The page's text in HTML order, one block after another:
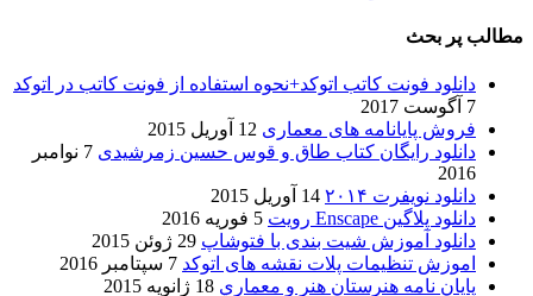
مطالب پر بحث
دانلود فونت کاتب اتوکد+نحوه استفاده از فونت کاتب در اتوکد
7 آگوست 2017
فروش پایانامه های معماری 12 آوریل 2015
دانلود رایگان کتاب طاق و قوس حسین زمرشیدی
7 نوامبر
2016
دانلود نویفرت ۲۰۱۴
14 آوریل 2015
دانلود پلاگین Enscape رویت
5 فوریه 2016
دانلود آموزش شیت بندی با فتوشاپ 29 ژوئن 2015
اموزش تنظیمات پلات نقشه های اتوکد 7 سپتامبر 2016
پایان نامه هنرستان هنر و معماري 18 ژانویه 2015